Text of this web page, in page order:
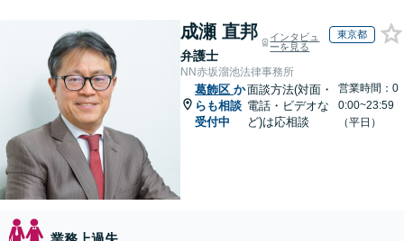
成瀬 直邦
弁護士
インタビュ
ーを見る
東京都
NN赤坂溜池法律事務所
葛飾区 か
らも相談
受付中
面談方法(対面・
電話・ビデオな
ど)は応相談
営業時間：0
0:00~23:59
（平日）